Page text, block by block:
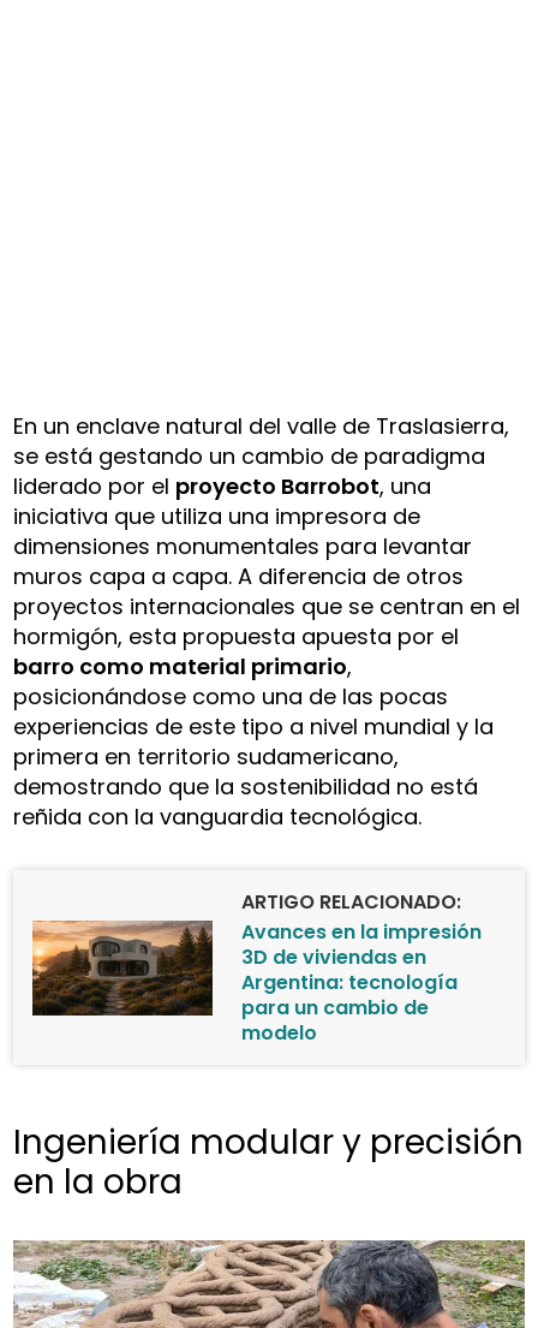
En un enclave natural del valle de Traslasierra,
se está gestando un cambio de paradigma
liderado por el proyecto Barrobot, una
iniciativa que utiliza una impresora de
dimensiones monumentales para levantar
muros capa a capa. A diferencia de otros
proyectos internacionales que se centran en el
hormigón, esta propuesta apuesta por el
barro como material primario,
posicionándose como una de las pocas
experiencias de este tipo a nivel mundial y la
primera en territorio sudamericano,
demostrando que la sostenibilidad no está
reñida con la vanguardia tecnológica.
ARTIGO RELACIONADO:
Avances en la impresión
3D de viviendas en
Argentina: tecnología
para un cambio de
modelo
Ingeniería modular y precisión
en la obra